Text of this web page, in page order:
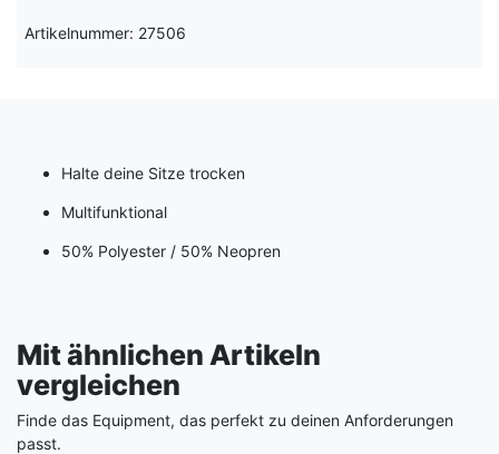
Artikelnummer: 27506
Halte deine Sitze trocken
Multifunktional
50% Polyester / 50% Neopren
Mit ähnlichen Artikeln
vergleichen
Finde das Equipment, das perfekt zu deinen Anforderungen
passt.